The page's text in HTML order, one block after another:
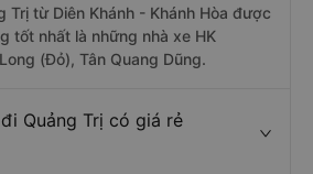
Trị từ Diên Khánh - Khánh Hòa được
tốt nhất là những nhà xe HK
(Đỏ), Tân Quang Dũng.
Quảng Trị có giá rẻ